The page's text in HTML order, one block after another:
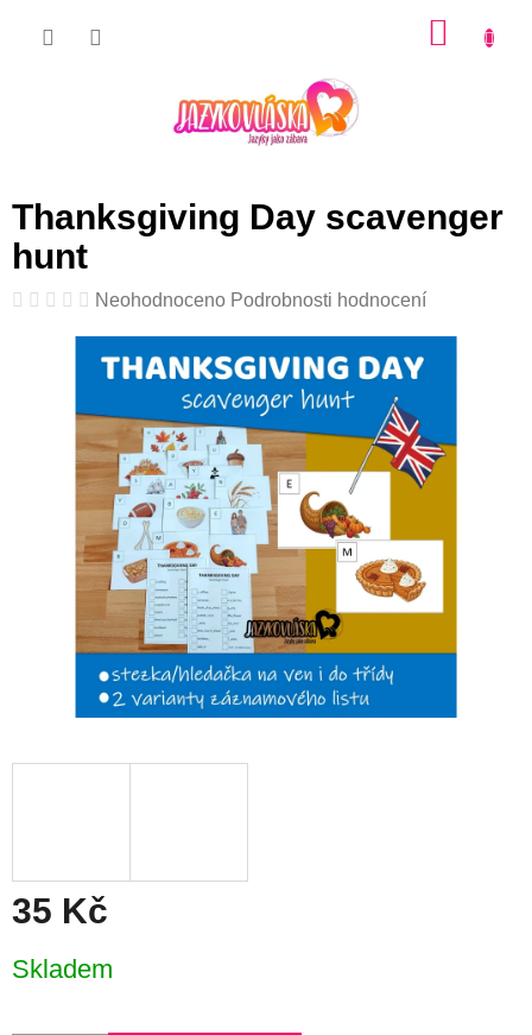
Thanksgiving Day scavenger
hunt
Průměrné
produktu
je
5
hvězdiček.
Neohodnoceno Podrobnosti hodnocení
35 Kč
cena:
Skladem